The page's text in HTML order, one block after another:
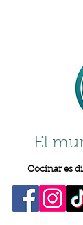
El
Cocinar es